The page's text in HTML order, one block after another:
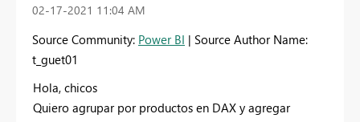
‎02-17-2021 11:04 AM
Source Community: Power BI | Source Author Name:
t_guet01
Hola, chicos
Quiero agrupar por productos en DAX y agregar